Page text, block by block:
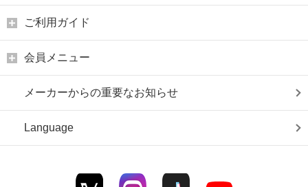
ご利用ガイド
会員メニュー
メーカーからの重要なお知らせ
Language